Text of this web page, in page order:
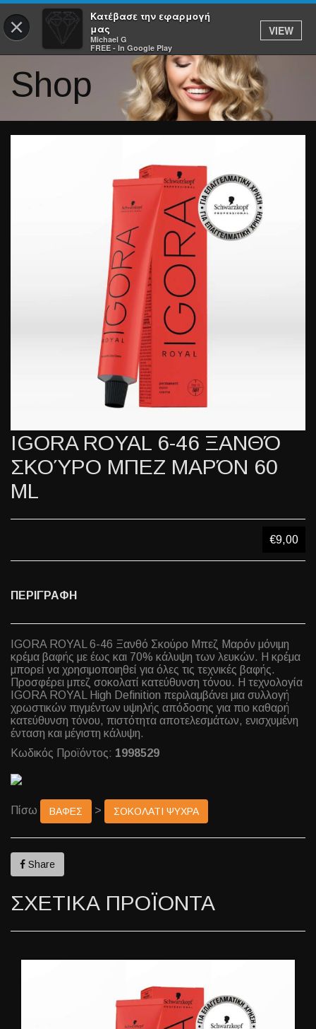
×
Κατέβασε την εφαρμογή
μας
Michael G
FREE - In Google Play
VIEW
Shop
IGORA ROYAL 6-46 ΞΑΝΘΌ
ΣΚΟΎΡΟ ΜΠΕΖ ΜΑΡΌΝ 60
ML
€9,00
ΠΕΡΙΓΡΑΦΗ
IGORA ROYAL 6-46 Ξανθό Σκούρο Μπεζ Μαρόν μόνιμη
κρέμα βαφής με έως και 70% κάλυψη των λευκών. Η κρέμα
μπορεί να χρησιμοποιηθεί για όλες τις τεχνικές βαφής.
Προσφέρει μπεζ σοκολατί κατεύθυνση τόνου. Η τεχνολογία
IGORA ROYAL High Definition περιλαμβάνει μια συλλογή
χρωστικών πιγμέντων υψηλής απόδοσης για πιο καθαρή
κατεύθυνση τόνου, πιστότητα αποτελεσμάτων, ενισχυμένη
ένταση και μέγιστη κάλυψη.
Κωδικός Προϊόντος: 1998529
Πίσω ΒΑΦΕΣ > ΣΟΚΟΛΑΤΙ ΨΥΧΡΑ
Share
ΣΧΕΤΙΚΑ ΠΡΟΪΟΝΤΑ